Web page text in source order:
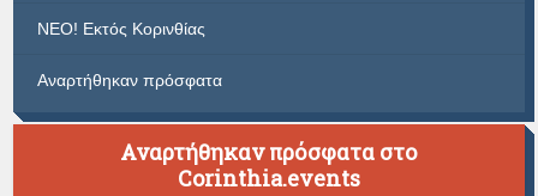
ΝΕΟ! Εκτός Κορινθίας
Αναρτήθηκαν πρόσφατα
Αναρτήθηκαν πρόσφατα στο
Corinthia.events